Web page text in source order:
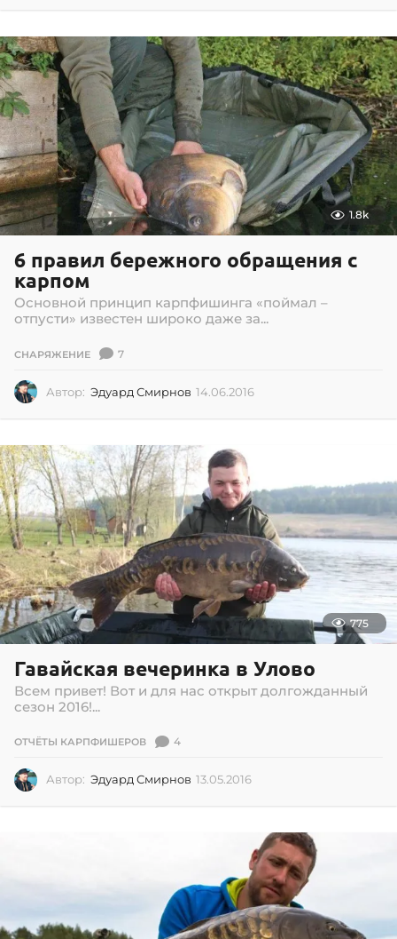
0
9
.
2
0
1
6
1.8k
6 правил бережного обращения с
карпом
Основной принцип карпфишинга «поймал –
отпусти» известен широко даже за...
СНАРЯЖЕНИЕ 7
Автор: Эдуард Смирнов 14.06.2016
2
0
1
6
775
Гавайская вечеринка в Улово
Всем привет! Вот и для нас открыт долгожданный
сезон 2016!...
ОТЧЁТЫ КАРПФИШЕРОВ 4
Автор: Эдуард Смирнов 13.05.2016
5
.
2
1
6